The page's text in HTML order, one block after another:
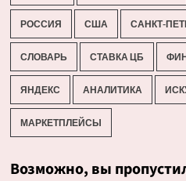
РОССИЯ США САНКТ-
СЛОВАРЬ СТАВКА ЦБ
ЯНДЕКС АНАЛИТИКА
МАРКЕТПЛЕЙСЫ
Возможно, вы